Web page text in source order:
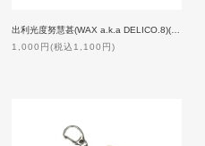
1,000円(税込1,100円)